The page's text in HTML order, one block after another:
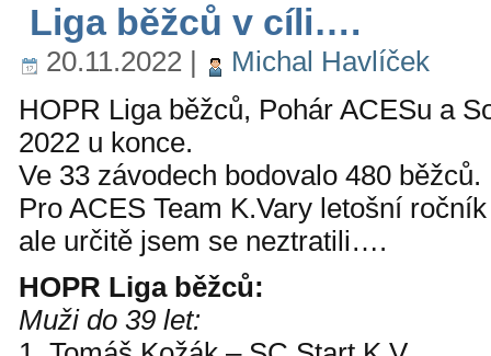
Liga běžců v cíli….
20.11.2022 |
Michal Havlíček
HOPR Liga běžců, Pohár ACESu a
2022 u konce.
Ve 33 závodech bodovalo 480 běžců.
Pro ACES Team K.Vary letošní
ale určitě jsem se neztratili….
HOPR Liga běžců:
Muži do 39 let: